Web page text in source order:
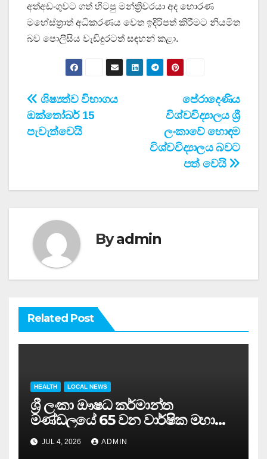
අත්අඩංගුවට ගත් හිටපු මන්ත්‍රිවරයා අද හොරණ
මහේස්ත්‍රාත් අධිකරණය වෙත ඉදිරිපත් කිරීමට නියමිත
බව පොලීසිය වැඩිදුරටත් සඳහන් කළා.
Post
navigation
පේරාදෙණිය
විශ්වවිද්‍යාලය ශ්‍රී
ලංකාවේ හොඳම
විශ්වවිද්‍යාලය බවට
පත් වෙයි
ශිෂ්‍යත්ව විභාගය
ඔක්තෝබර් 15
පැවැත්වෙයි
Byadmin
Related Post
HEALTH LOCAL NEWS
ශ්‍රී ලංකා ඖෂධ කර්මාන්ත
මණ්ඩලයේ 65 වන වාර්ෂික මහා
සමුළුව සෞඛ්‍ය නියෝජ්‍ය
අමාත්‍යවරයාගේ ප්‍රධානත්වයෙන්……
JUL 4, 2026 ADMIN